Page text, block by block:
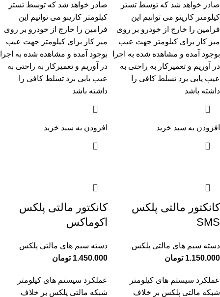
صادر خواهد شد که توسط تستر
کیلومتر کارینو می توانیم این
فرامین را خارج از خودرو بر روی
میز کار برای کیلومتر جهت عیب
بوجود آمده و مشاهده شده به اجرا
در آوریم و تعمیرکار به راحتی به
عیب یابی برد تسلط کافی را
داشته باشد
افزودن به سبد خرید
صادر خواهد شد که توسط تستر
کیلومتر کارینو می توانیم این
فرامین را خارج از خودرو بر روی
میز کار برای کیلومتر جهت عیب
بوجود آمده و مشاهده شده به اجرا
در آوریم و تعمیرکار به راحتی به
عیب یابی برد تسلط کافی را
داشته باشد
افزودن به سبد خرید
کانکتور مالتی پلکس
SMS
دسته سیم های مالتی پلکس
1.150.000 تومان
عملکرد سیستم های کیلومتر
شبکه مالتی پلکس بر خلاف
کانکتور مالتی پلکس
اکوماکس
دسته سیم های مالتی پلکس
1.450.000 تومان
عملکرد سیستم های کیلومتر
شبکه مالتی پلکس بر خلاف